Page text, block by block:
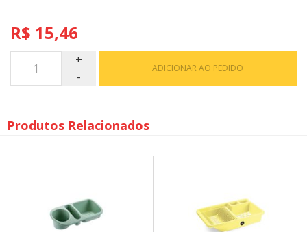
R$ 15,46
ADICIONAR AO PEDIDO
Produtos Relacionados